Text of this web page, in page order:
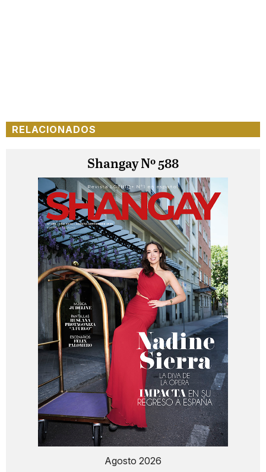
RELACIONADOS
Shangay Nº 588
Agosto 2026